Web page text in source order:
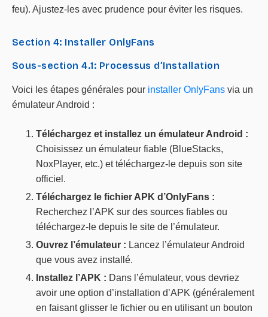
feu). Ajustez-les avec prudence pour éviter les risques.
Section 4: Installer OnlyFans
Sous-section 4.1: Processus d’Installation
Voici les étapes générales pour installer OnlyFans via un
émulateur Android :
Téléchargez et installez un émulateur Android :
Choisissez un émulateur fiable (BlueStacks,
NoxPlayer, etc.) et téléchargez-le depuis son site
officiel.
Téléchargez le fichier APK d’OnlyFans :
Recherchez l’APK sur des sources fiables ou
téléchargez-le depuis le site de l’émulateur.
Ouvrez l’émulateur : Lancez l’émulateur Android
que vous avez installé.
Installez l’APK : Dans l’émulateur, vous devriez
avoir une option d’installation d’APK (généralement
en faisant glisser le fichier ou en utilisant un bouton